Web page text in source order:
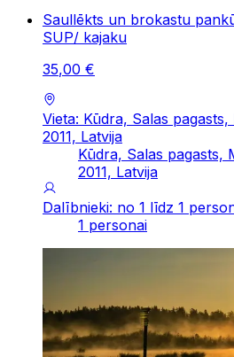
Saullēkts un brokastu
SUP/ kajaku
35,00 €
Vieta: Kūdra, Salas
2011, Latvija
Kūdra, Salas pagasts,
2011, Latvija
Dalībnieki: no 1 līdz 1
1 personai